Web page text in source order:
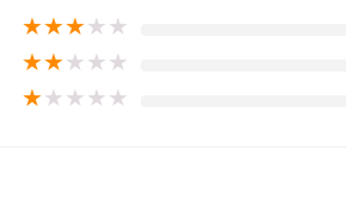
★★★★★
★★★★★
★★★★★